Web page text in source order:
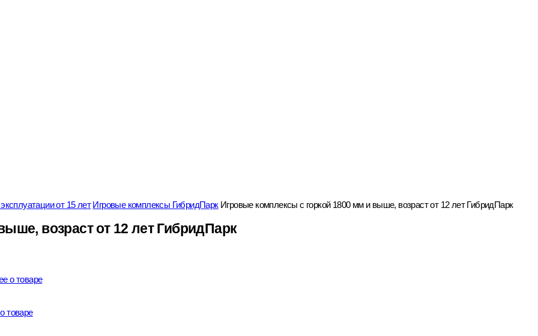
от 15 лет Игровые комплексы ГибридПарк Игровые комплексы с горкой 1800 мм и выше, возраст от 12 лет ГибридПарк
возраст от 12 лет ГибридПарк
о товаре
товаре